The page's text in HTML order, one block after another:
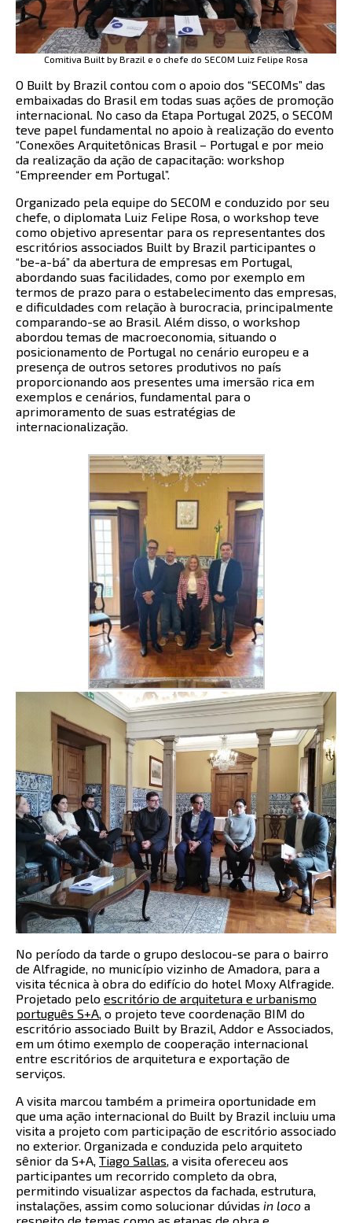
Comitiva Built by Brazil e o chefe do SECOM Luiz Felipe Rosa
O Built by Brazil contou com o apoio dos “SECOMs” das
embaixadas do Brasil em todas suas ações de promoção
internacional. No caso da Etapa Portugal 2025, o SECOM
teve papel fundamental no apoio à realização do evento
“Conexões Arquitetônicas Brasil – Portugal e por meio
da realização da ação de capacitação: workshop
“Empreender em Portugal”.
Organizado pela equipe do SECOM e conduzido por seu
chefe, o diplomata Luiz Felipe Rosa, o workshop teve
como objetivo apresentar para os representantes dos
escritórios associados Built by Brazil participantes o
“be-a-bá” da abertura de empresas em Portugal,
abordando suas facilidades, como por exemplo em
termos de prazo para o estabelecimento das empresas,
e dificuldades com relação à burocracia, principalmente
comparando-se ao Brasil. Além disso, o workshop
abordou temas de macroeconomia, situando o
posicionamento de Portugal no cenário europeu e a
presença de outros setores produtivos no país
proporcionando aos presentes uma imersão rica em
exemplos e cenários, fundamental para o
aprimoramento de suas estratégias de
internacionalização.
No período da tarde o grupo deslocou-se para o bairro
de Alfragide, no município vizinho de Amadora, para a
visita técnica à obra do edifício do hotel Moxy Alfragide.
Projetado pelo escritório de arquitetura e urbanismo
português S+A, o projeto teve coordenação BIM do
escritório associado Built by Brazil, Addor e Associados,
em um ótimo exemplo de cooperação internacional
entre escritórios de arquitetura e exportação de
serviços.
A visita marcou também a primeira oportunidade em
que uma ação internacional do Built by Brazil incluiu uma
visita a projeto com participação de escritório associado
no exterior. Organizada e conduzida pelo arquiteto
sênior da S+A, Tiago Sallas, a visita ofereceu aos
participantes um recorrido completo da obra,
permitindo visualizar aspectos da fachada, estrutura,
instalações, assim como solucionar dúvidas in loco a